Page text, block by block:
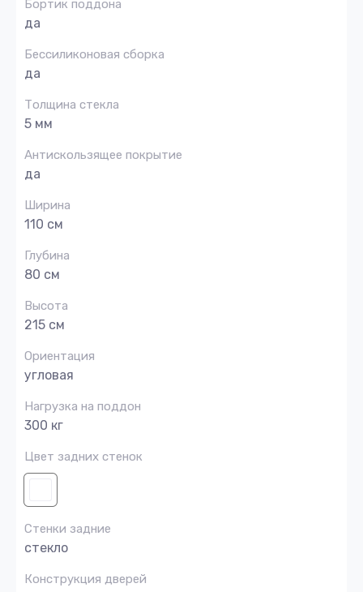
Бортик поддона
да
Беcсиликоновая сборка
да
Толщина стекла
5 мм
Антискользящее покрытие
да
Ширина
110 см
Глубина
80 см
Высота
215 см
Ориентация
угловая
Нагрузка на поддон
300 кг
Цвет задних стенок
Стенки задние
стекло
Конструкция дверей